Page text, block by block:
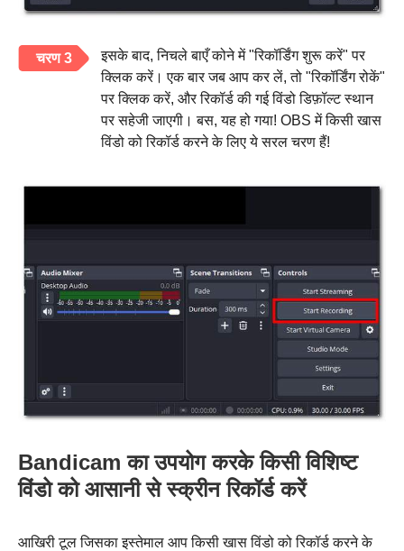
चरण 3
इसके बाद, निचले बाएँ कोने में "रिकॉर्डिंग शुरू करें" पर
क्लिक करें। एक बार जब आप कर लें, तो "रिकॉर्डिंग रोकें"
पर क्लिक करें, और रिकॉर्ड की गई विंडो डिफ़ॉल्ट स्थान
पर सहेजी जाएगी। बस, यह हो गया! OBS में किसी खास
विंडो को रिकॉर्ड करने के लिए ये सरल चरण हैं!
Bandicam का उपयोग करके किसी विशिष्ट
विंडो को आसानी से स्क्रीन रिकॉर्ड करें
आखिरी टूल जिसका इस्तेमाल आप किसी खास विंडो को रिकॉर्ड करने के